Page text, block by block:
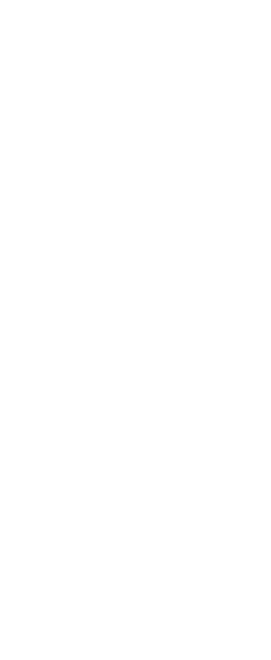
de una boda, cuando de
un gran incendio en el
sorprendiendo a los
se produjo debido al
de fuegos artificiales
para la fiesta de boda. El
más de 100 muertos y más
han ordenado una
para esclarecer la
de lo ocurrido. Iraq,
hace años en una profunda
y política, es
escenario de incendios en
públicas y privadas, como
y aeropuertos.